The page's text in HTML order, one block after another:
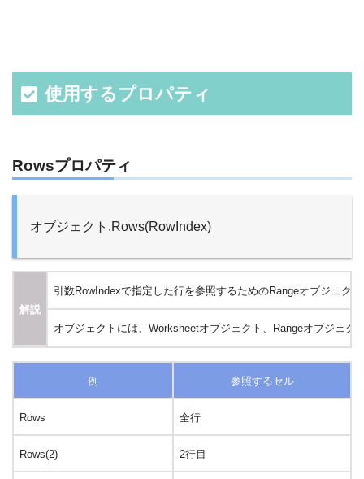
使用するプロパティ
Rowsプロパティ
オブジェクト.Rows(RowIndex)
解説
引数RowIndexで指定した行を参照するためのRangeオブジェク
オブジェクトには、Worksheetオブジェクト、Rangeオブジェ
例 参照するセル
Rows 全行
Rows(2) 2行目